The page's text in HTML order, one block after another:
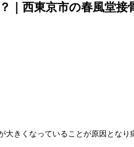
｜西東京市の春風堂接
きくなっていることが原因となり